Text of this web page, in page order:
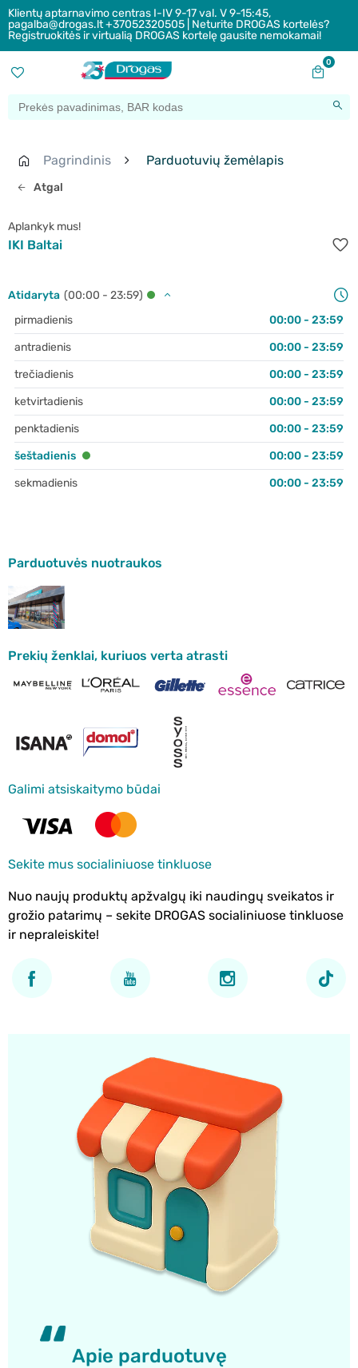
Klientų aptarnavimo centras I-IV 9-17 val. V 9-15:45,
pagalba@drogas.lt +37052320505 | Neturite DROGAS kortelės?
Registruokitės ir virtualią DROGAS kortelę gausite nemokamai!
0
Atgal
Pagrindinis Parduotuvių žemėlapis
Aplankyk mus!
IKI Baltai
Atidaryta (00:00 - 23:59)
pirmadienis
00:00 - 23:59
antradienis
00:00 - 23:59
trečiadienis
00:00 - 23:59
ketvirtadienis
00:00 - 23:59
penktadienis
00:00 - 23:59
šeštadienis
00:00 - 23:59
sekmadienis
00:00 - 23:59
Parduotuvės nuotraukos
Prekių ženklai, kuriuos verta atrasti
Galimi atsiskaitymo būdai
Sekite mus socialiniuose tinkluose
Nuo naujų produktų apžvalgų iki naudingų sveikatos ir
grožio patarimų – sekite DROGAS socialiniuose tinkluose
ir nepraleiskite!
Apie parduotuvę